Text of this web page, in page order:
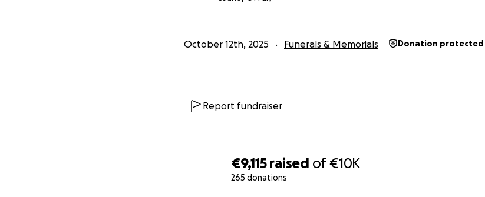
€9,115 raised of€10K
265 donations
October 12th, 2025 Funerals & Memorials Donation protected
Report fundraiser